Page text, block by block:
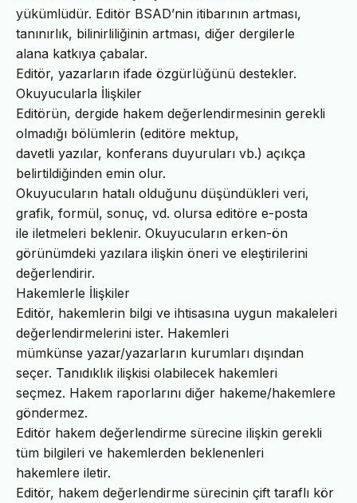
yükümlüdür. Editör BSAD’nin itibarının artması,
tanınırlık, bilinirliliğinin artması, diğer dergilerle
alana katkıya çabalar.
Editör, yazarların ifade özgürlüğünü destekler.
Okuyucularla İlişkiler
Editörün, dergide hakem değerlendirmesinin gerekli
olmadığı bölümlerin (editöre mektup,
davetli yazılar, konferans duyuruları vb.) açıkça
belirtildiğinden emin olur.
Okuyucuların hatalı olduğunu düşündükleri veri,
grafik, formül, sonuç, vd. olursa editöre e-posta
ile iletmeleri beklenir. Okuyucuların erken-ön
görünümdeki yazılara ilişkin öneri ve eleştirilerini
değerlendirir.
Hakemlerle İlişkiler
Editör, hakemlerin bilgi ve ihtisasına uygun makaleleri
değerlendirmelerini ister. Hakemleri
mümkünse yazar/yazarların kurumları dışından
seçer. Tanıdıklık ilişkisi olabilecek hakemleri
seçmez. Hakem raporlarını diğer hakeme/hakemlere
göndermez.
Editör hakem değerlendirme sürecine ilişkin gerekli
tüm bilgileri ve hakemlerden beklenenleri
hakemlere iletir.
Editör, hakem değerlendirme sürecinin çift taraflı kör